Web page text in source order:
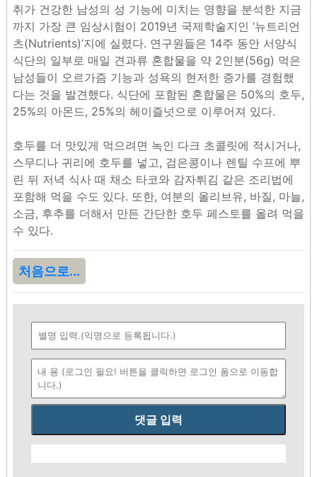
취가 건강한 남성의 성 기능에 미치는 영향을 분석한 지금
까지 가장 큰 임상시험이 2019년 국제학술지인 ‘뉴트리언
츠(Nutrients)’지에 실렸다. 연구원들은 14주 동안 서양식
식단의 일부로 매일 견과류 혼합물을 약 2인분(56g) 먹은
남성들이 오르가즘 기능과 성욕의 현저한 증가를 경험했
다는 것을 발견했다. 식단에 포함된 혼합물은 50%의 호두,
25%의 아몬드, 25%의 헤이즐넛으로 이루어져 있다.
호두를 더 맛있게 먹으려면 녹인 다크 초콜릿에 적시거나,
스무디나 귀리에 호두를 넣고, 검은콩이나 렌틸 수프에 뿌
린 뒤 저녁 식사 때 채소 타코와 감자튀김 같은 조리법에
포함해 먹을 수도 있다. 또한, 여분의 올리브유, 바질, 마늘,
소금, 후추를 더해서 만든 간단한 호두 페스토를 올려 먹을
수 있다.
처음으로...
댓글 입력